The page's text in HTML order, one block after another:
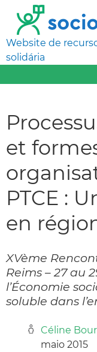
Website de
solidária
et
PTCE :
en
XVème
Reims – 27 au
l’Économie
soluble dans
Céline
maio 2015